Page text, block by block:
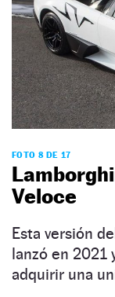
FOTO 8 DE 17
Veloce
Esta versión
lanzó en 2021
adquirir una